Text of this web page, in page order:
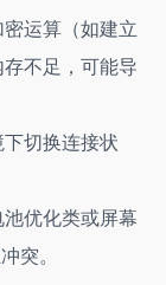
运算（如建立
不足，可能导
切换连接状
优化类或屏幕
突。